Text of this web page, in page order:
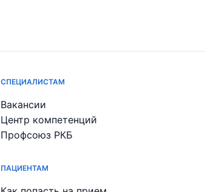
СПЕЦИАЛИСТАМ
Вакансии
Центр компетенций
Профсоюз РКБ
ПАЦИЕНТАМ